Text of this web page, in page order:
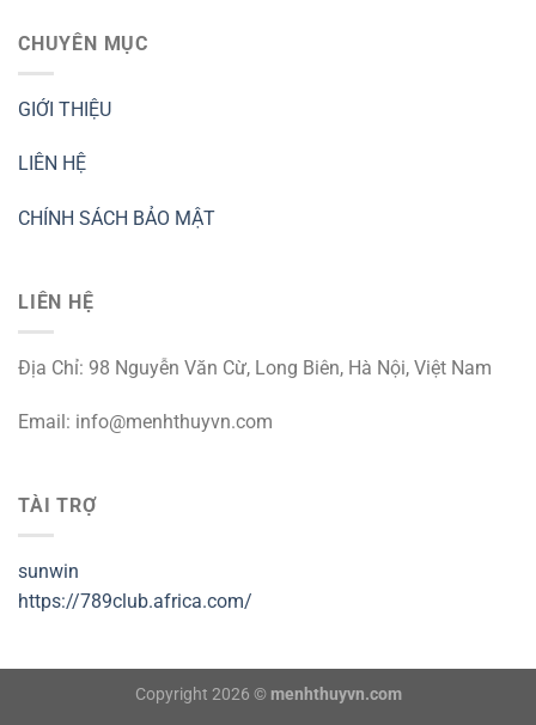
CHUYÊN MỤC
GIỚI THIỆU
LIÊN HỆ
CHÍNH SÁCH BẢO MẬT
LIÊN HỆ
Địa Chỉ: 98 Nguyễn Văn Cừ, Long Biên, Hà Nội, Việt Nam
Email: info@menhthuyvn.com
TÀI TRỢ
sunwin
https://789club.africa.com/
Copyright 2026 © menhthuyvn.com